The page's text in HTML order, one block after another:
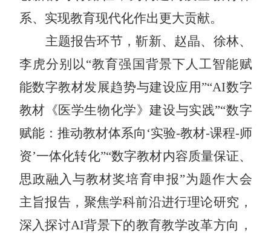
系、实现教育现代化作出更大贡献。
主题报告环节，靳新、赵晶、徐林、
李虎分别以“教育强国背景下人工智能赋
能数字教材发展趋势与建设应用”“AI数字
教材《医学生物化学》建设与实践”“数字
赋能：推动教材体系向‘实验-教材-课程-师
资’一体化转化”“数字教材内容质量保证、
思政融入与教材奖培育申报”为题作大会
主旨报告，聚焦学科前沿进行理论研究，
深入探讨AI背景下的教育教学改革方向，